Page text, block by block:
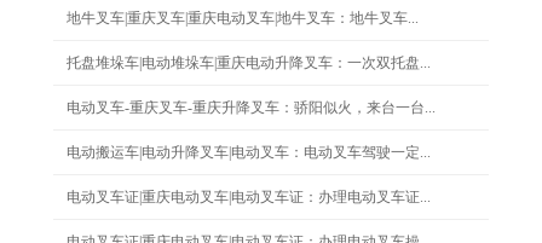
地牛叉车|重庆叉车|重庆电动叉车|地牛叉车：地牛叉车...
托盘堆垛车|电动堆垛车|重庆电动升降叉车：一次双托盘...
电动叉车-重庆叉车-重庆升降叉车：骄阳似火，来台一台...
电动搬运车|电动升降叉车|电动叉车：电动叉车驾驶一定...
电动叉车证|重庆电动叉车|电动叉车证：办理电动叉车证...